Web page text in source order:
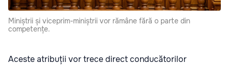
Miniștrii și viceprim-miniștrii vor rămâne fără o parte din
competențe.
Aceste atribuții vor trece direct conducătorilor